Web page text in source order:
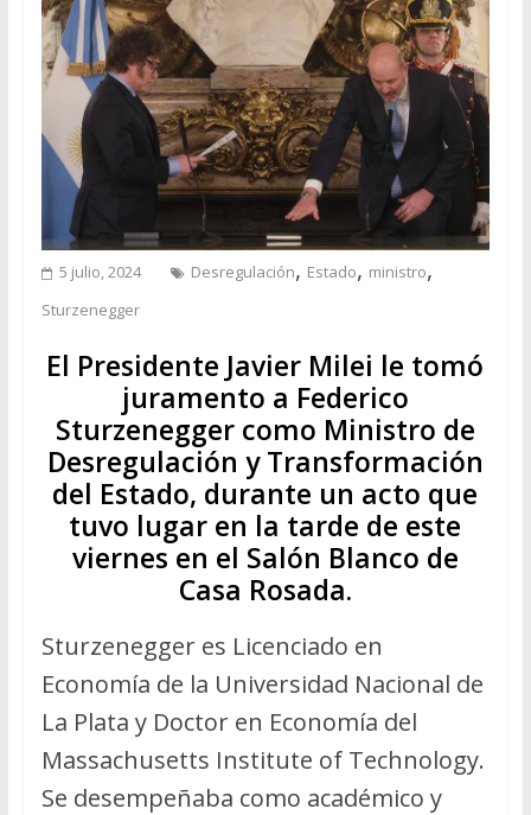
5 julio, 2024 Desregulación, Estado, ministro,
Sturzenegger
El Presidente Javier Milei le tomó
juramento a Federico
Sturzenegger como Ministro de
Desregulación y Transformación
del Estado, durante un acto que
tuvo lugar en la tarde de este
viernes en el Salón Blanco de
Casa Rosada.
Sturzenegger es Licenciado en
Economía de la Universidad Nacional de
La Plata y Doctor en Economía del
Massachusetts Institute of Technology.
Se desempeñaba como académico y